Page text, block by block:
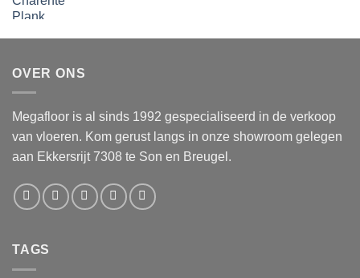
OVER ONS
Megafloor is al sinds 1992 gespecialiseerd in de verkoop
van vloeren. Kom gerust langs in onze showroom gelegen
aan Ekkersrijt 7308 te Son en Breugel.
TAGS